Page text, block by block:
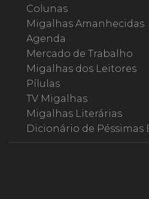
Colunas
Migalhas Amanhecidas
Agenda
Mercado de Trabalho
Migalhas dos Leitores
Pílulas
TV Migalhas
Migalhas Literárias
Dicionário de Péssimas